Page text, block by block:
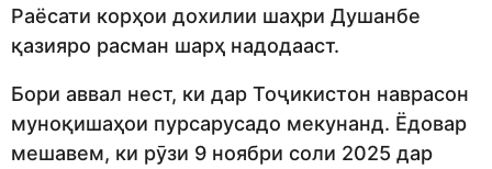
Раёсати корҳои дохилии шаҳри Душанбе
қазияро расман шарҳ надодааст.
Бори аввал нест, ки дар Тоҷикистон наврасон
муноқишаҳои пурсарусадо мекунанд. Ёдовар
мешавем, ки рӯзи 9 ноябри соли 2025 дар